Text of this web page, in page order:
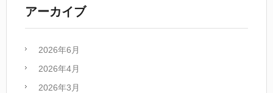
アーカイブ
2026年6月
2026年4月
2026年3月